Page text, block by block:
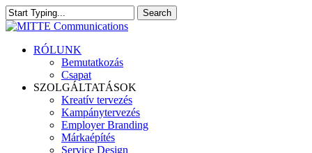
Skip
to
content
Search
Close
search
Menu
RÓLUNK
Bemutatkozás
Csapat
SZOLGÁLTATÁSOK
Kreatív tervezés
Kampánytervezés
Employer Branding
Márkaépítés
Service Design